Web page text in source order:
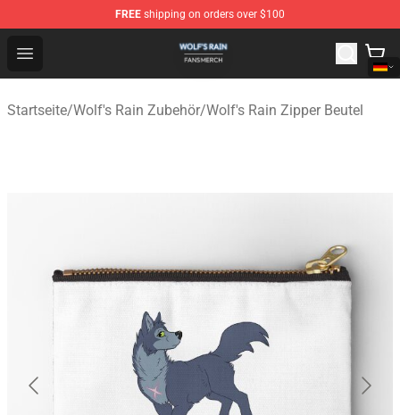
FREE shipping on orders over $100
Open menu
Wolf's Rain Shop - Official Wolf's Rain Merchandise Store
Startseite/Wolf's Rain Zubehör/Wolf's Rain Zipper Beutel